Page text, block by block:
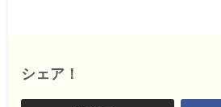
シェア！